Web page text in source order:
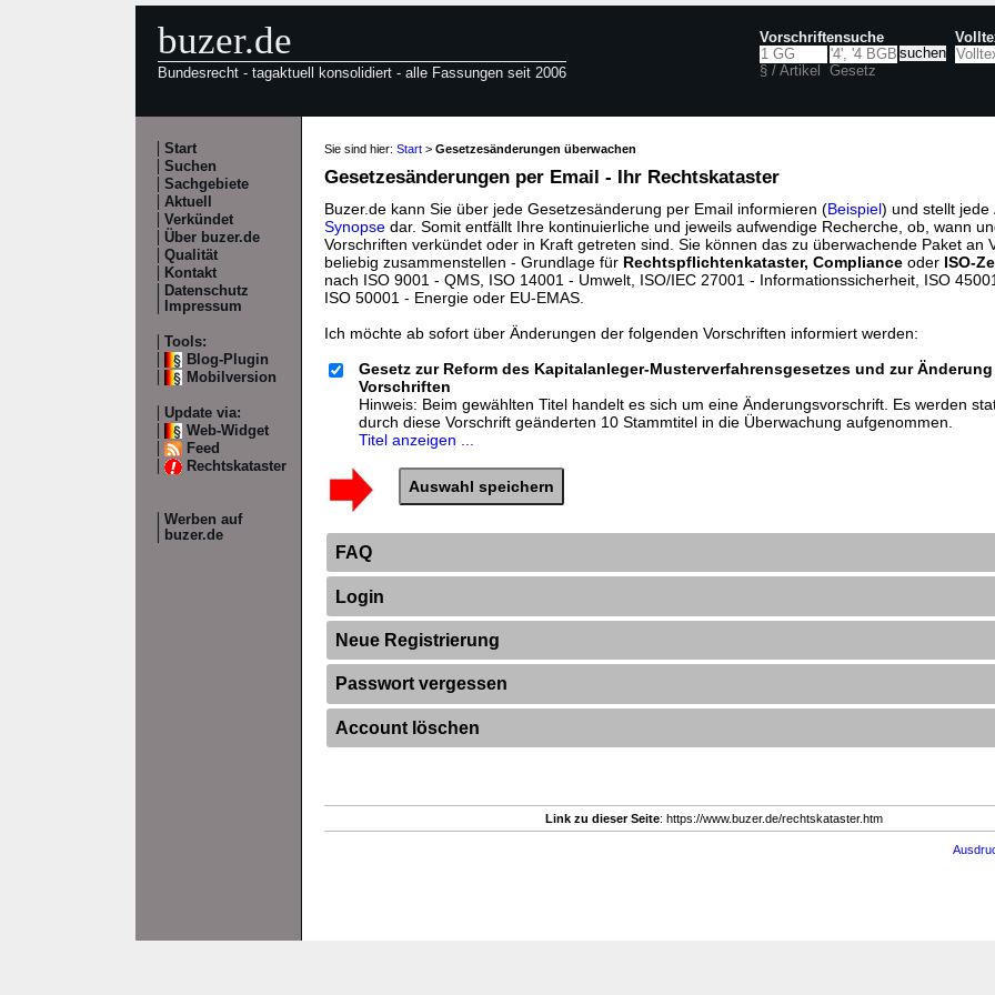
buzer.de
Bundesrecht - tagaktuell konsolidiert - alle Fassungen seit 2006
Vorschriftensuche
§ / Artikel Gesetz
Start
Suchen
Sachgebiete
Aktuell
Verkündet
Über buzer.de
Qualität
Kontakt
Datenschutz
Impressum
Tools:
Blog-Plugin
Mobilversion
Update via:
Web-Widget
Feed
Rechtskataster
Werben auf
buzer.de
Sie sind hier: Start > Gesetzesänderungen überwachen
Gesetzesänderungen per Email - Ihr Rechtskataster
Buzer.de kann Sie über jede Gesetzesänderung per Email informieren (Beispiel) und stellt jede
Synopse dar. Somit entfällt Ihre kontinuierliche und jeweils aufwendige Recherche, ob, wann
Vorschriften verkündet oder in Kraft getreten sind. Sie können das zu überwachende Paket an
beliebig zusammenstellen - Grundlage für Rechtspflichtenkataster, Compliance oder ISO-
nach ISO 9001 - QMS, ISO 14001 - Umwelt, ISO/IEC 27001 - Informationssicherheit, ISO
ISO 50001 - Energie oder EU-EMAS.
Ich möchte ab sofort über Änderungen der folgenden Vorschriften informiert werden:
Gesetz zur Reform des Kapitalanleger-Musterverfahrensgesetzes und zur
Vorschriften
Hinweis: Beim gewählten Titel handelt es sich um eine Änderungsvorschrift. Es werden
durch diese Vorschrift geänderten 10 Stammtitel in die Überwachung aufgenommen.
Titel anzeigen ...
FAQ
Login
Neue Registrierung
Passwort vergessen
Account löschen
Link zu dieser Seite: https://www.buzer.de/rechtskataster.htm